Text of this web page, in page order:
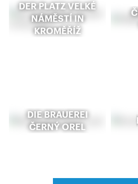
DER PLATZ VELKÉ
NÁMĚSTÍ IN
KROMĚŘÍŽ
DIE BRAUEREI
ČERNÝ OREL